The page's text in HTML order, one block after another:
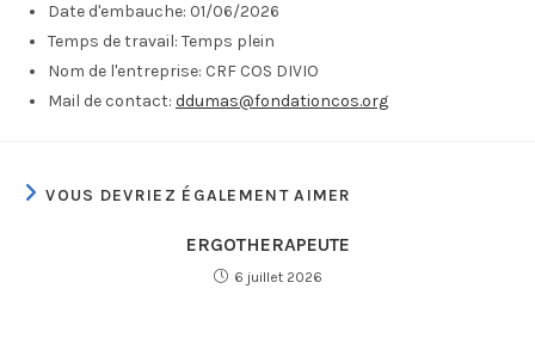
Date d'embauche: 01/06/2026
Temps de travail: Temps plein
Nom de l'entreprise: CRF COS DIVIO
Mail de contact: ddumas@fondationcos.org
VOUS DEVRIEZ ÉGALEMENT AIMER
ERGOTHERAPEUTE
6 juillet 2026